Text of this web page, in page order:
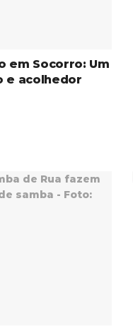
em Socorro: Um
e acolhedor